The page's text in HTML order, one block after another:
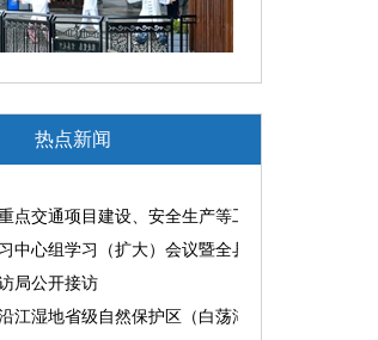
热点新闻
点交通项目建设、安全生产等工作
中心组学习（扩大）会议暨全县“两为”能力素质
局公开接访
江湿地省级自然保护区（白荡湖片区）问题整改